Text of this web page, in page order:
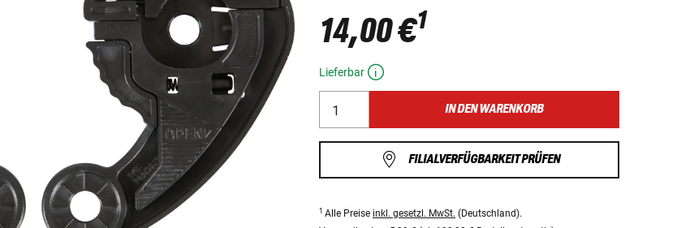
14,00 €1
Lieferbar
IN DEN WARENKORB
FILIALVERFÜGBARKEIT PRÜFEN
1 Alle Preise inkl. gesetzl. MwSt. (Deutschland).